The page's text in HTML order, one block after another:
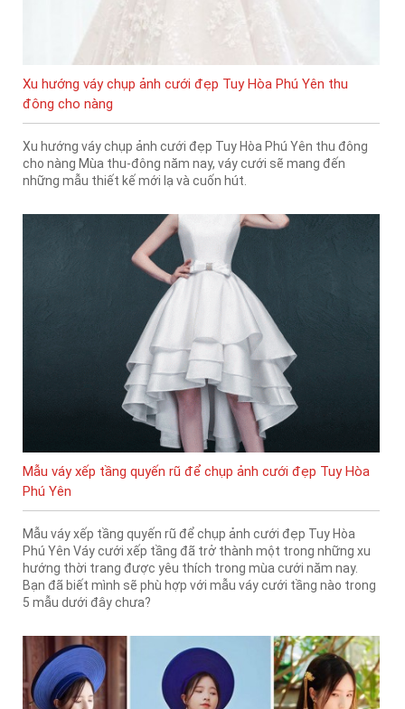
Xu hướng váy chụp ảnh cưới đẹp Tuy Hòa Phú Yên thu
đông cho nàng
Xu hướng váy chụp ảnh cưới đẹp Tuy Hòa Phú Yên thu đông
cho nàng Mùa thu-đông năm nay, váy cưới sẽ mang đến
những mẫu thiết kế mới lạ và cuốn hút.
Mẫu váy xếp tầng quyến rũ để chụp ảnh cưới đẹp Tuy Hòa
Phú Yên
Mẫu váy xếp tầng quyến rũ để chụp ảnh cưới đẹp Tuy Hòa
Phú Yên Váy cưới xếp tầng đã trở thành một trong những xu
hướng thời trang được yêu thích trong mùa cưới năm nay.
Bạn đã biết mình sẽ phù hợp với mẫu váy cưới tầng nào trong
5 mẫu dưới đây chưa?